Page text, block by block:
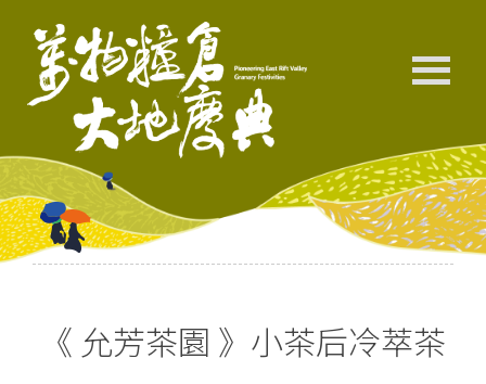
《 允芳茶園 》小茶后冷萃茶